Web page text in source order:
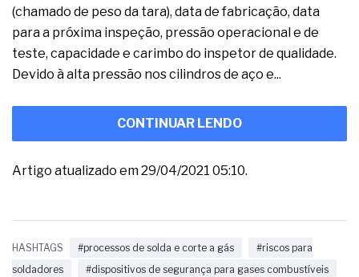
(chamado de peso da tara), data de fabricação, data
para a próxima inspeção, pressão operacional e de
teste, capacidade e carimbo do inspetor de qualidade.
Devido à alta pressão nos cilindros de aço e...
CONTINUAR LENDO
Artigo atualizado em 29/04/2021 05:10.
HASHTAGS #processos de solda e corte a gás
#riscos para
soldadores
#dispositivos de segurança para gases combustíveis